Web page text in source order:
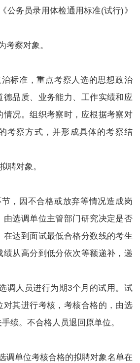
公务员录用体检通用标准(试行)》
考察对象。
标准，重点考察人选的思想政治
德品质、业务能力、工作实绩和应
情况。组织考察时，应根据考察对
考察方式，并形成具体的考察结
聘对象。
，因不合格或放弃等情况造成岗
由选调单位主管部门研究决定是否
在达到面试最低合格分数线的考生
绩从高分到低分依次等额递补，递
调人员进行为期3个月的试用。试
对其进行考核，考核合格的，由选
续。不合格人员退回原单位。
调单位考核合格的拟聘对象名单在